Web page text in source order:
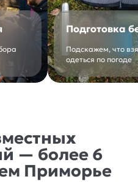
Подготовка
Подскажем, что
одеться по погоде
— более 6
Приморье